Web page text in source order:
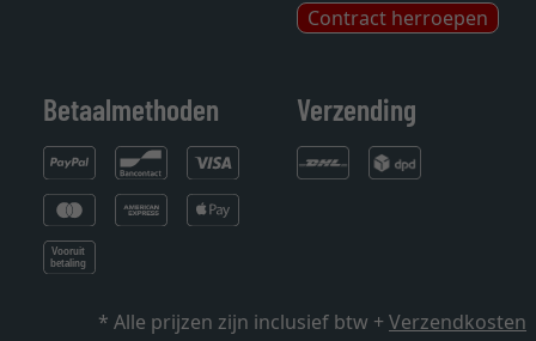
Contract herroepen
Betaalmethoden Verzending
* Alle prijzen zijn inclusief btw +Verzendkosten